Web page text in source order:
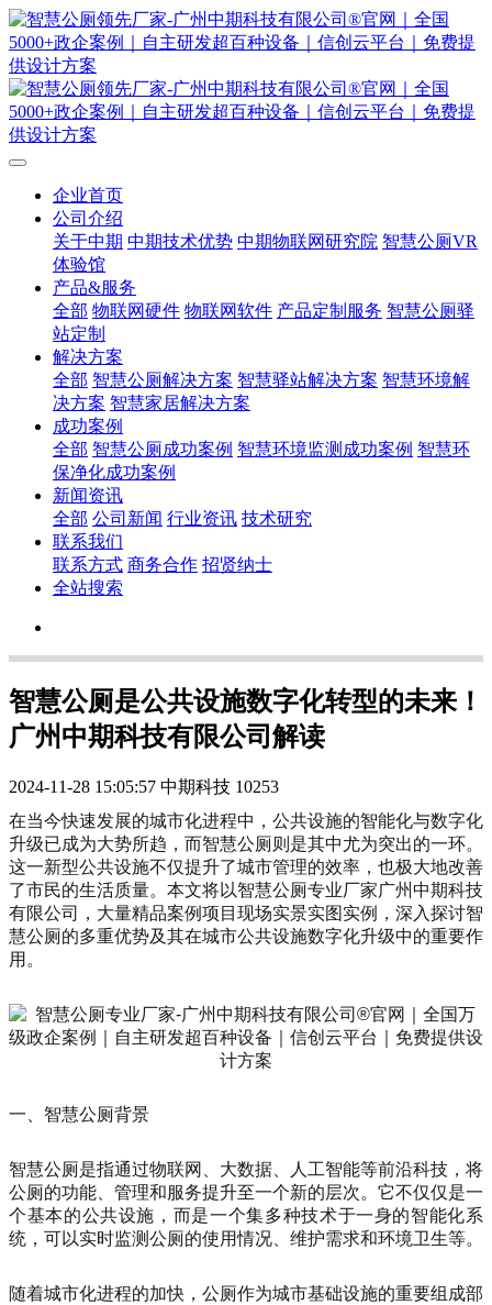
企业首页
公司介绍
关于中期 中期技术优势 中期物联网研究院 智慧公厕VR
体验馆
产品&服务
全部 物联网硬件 物联网软件 产品定制服务 智慧公厕驿
站定制
解决方案
全部 智慧公厕解决方案 智慧驿站解决方案 智慧环境解
决方案 智慧家居解决方案
成功案例
全部 智慧公厕成功案例 智慧环境监测成功案例 智慧环
保净化成功案例
新闻资讯
全部 公司新闻 行业资讯 技术研究
联系我们
联系方式 商务合作 招贤纳士
全站搜索
智慧公厕是公共设施数字化转型的未来！
广州中期科技有限公司解读
2024-11-28 15:05:57 中期科技 10253
在当今快速发展的城市化进程中，公共设施的智能化与数字化
升级已成为大势所趋，而智慧公厕则是其中尤为突出的一环。
这一新型公共设施不仅提升了城市管理的效率，也极大地改善
了市民的生活质量。本文将以智慧公厕专业厂家广州中期科技
有限公司，大量精品案例项目现场实景实图实例，深入探讨智
慧公厕的多重优势及其在城市公共设施数字化升级中的重要作
用。
一、智慧公厕背景
智慧公厕是指通过物联网、大数据、人工智能等前沿科技，将
公厕的功能、管理和服务提升至一个新的层次。它不仅仅是一
个基本的公共设施，而是一个集多种技术于一身的智能化系
统，可以实时监测公厕的使用情况、维护需求和环境卫生等。
随着城市化进程的加快，公厕作为城市基础设施的重要组成部